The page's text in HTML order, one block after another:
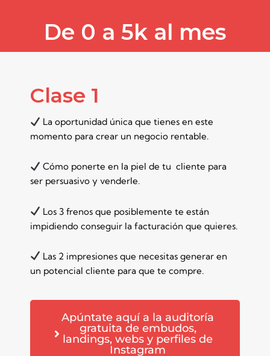
De 0 a 5k al mes
Clase 1
La oportunidad única que tienes en este
momento para crear un negocio rentable.
Cómo ponerte en la piel de tu cliente para
ser persuasivo y venderle.
Los 3 frenos que posiblemente te están
impidiendo conseguir la facturación que quieres.
Las 2 impresiones que necesitas generar en
un potencial cliente para que te compre.
Apúntate aquí a la auditoría
gratuita de embudos,
landings, webs y perfiles de
Instagram